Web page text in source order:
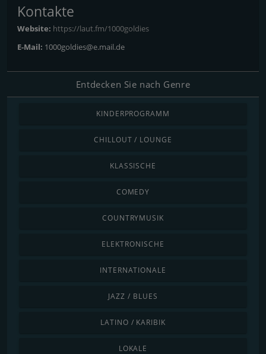
Kontakte
Website: https://laut.fm/1000goldies
E-Mail: 1000goldies@e.mail.de
Entdecken Sie nach Genre
KINDERPROGRAMM
CHILLOUT / LOUNGE
KLASSISCHE
COMEDY
COUNTRYMUSIK
ELEKTRONISCHE
INTERNATIONALE
JAZZ / BLUES
LATINO / KARIBIK
LOKALE